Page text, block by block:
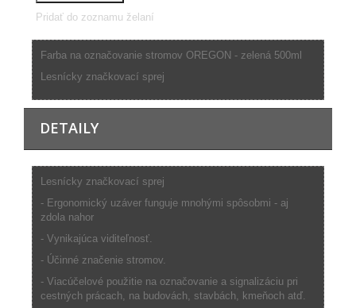
Pridať do zoznamu želaní
Farba na označovanie stromov OREGON - zelená 500ml
Lesnícky značkovací sprej
DETAILY
Lesnícky značkovací sprej
- Ergonomický uzáver funguje mnohými spôsobmi - aj
zdola nahor
- Vynikajúca viditeľnosť.
- Účinné značenie stromov.
- Viacúčelové použitie na označovanie a signalizáciu pri
cestných prácach, na budovách, stavbách, kmeňoch atď.